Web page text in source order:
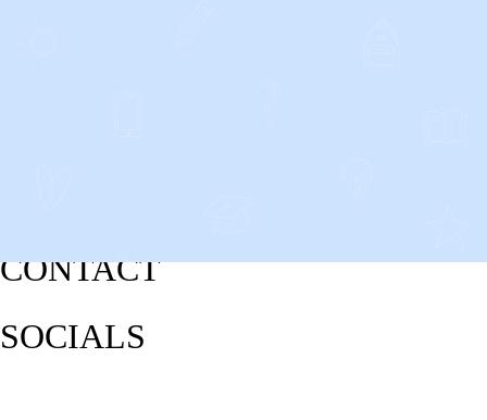
CONTACT
SOCIALS